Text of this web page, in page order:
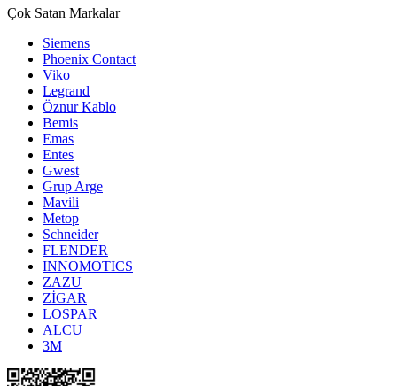
Çok Satan Markalar
Siemens
Phoenix Contact
Viko
Legrand
Öznur Kablo
Bemis
Emas
Entes
Gwest
Grup Arge
Mavili
Metop
Schneider
FLENDER
INNOMOTICS
ZAZU
ZİGAR
LOSPAR
ALCU
3M